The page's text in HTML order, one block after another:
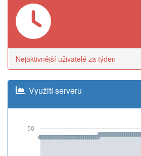
Nejaktivnější uživatelé za týden
Využití serveru
50